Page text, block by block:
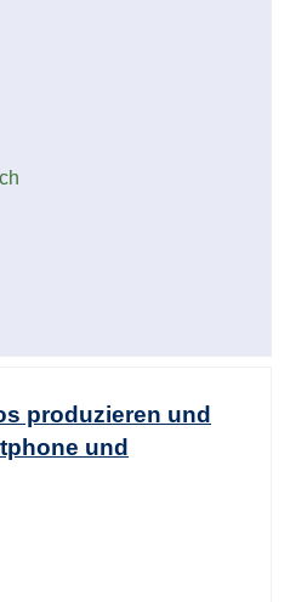
produzieren und
und